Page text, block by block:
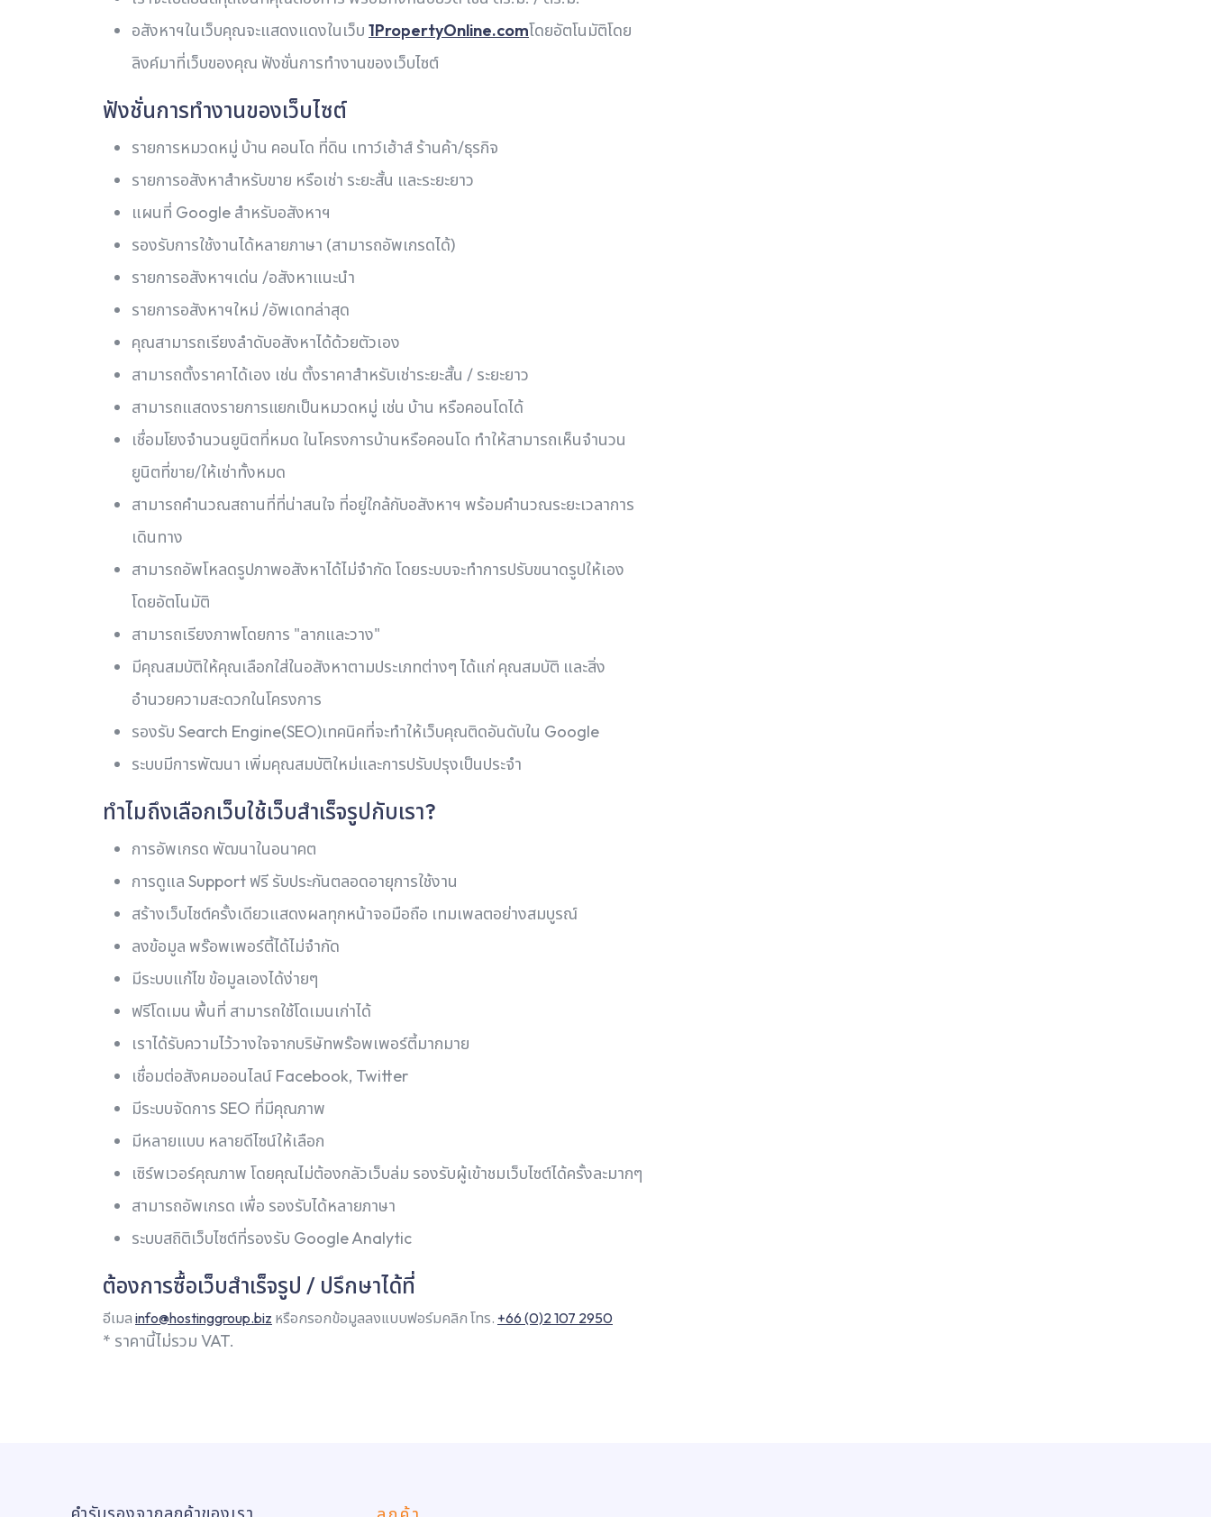
อสังหาฯในเว็บคุณจะแสดงแดงในเว็บ 1PropertyOnline.comโดยอัตโนมัติโดย
ลิงค์มาที่เว็บของคุณ ฟังชั่นการทำงานของเว็บไซต์
ฟังชั่นการทำงานของเว็บไซต์
รายการหมวดหมู่ บ้าน คอนโด ที่ดิน เทาว์เฮ้าส์ ร้านค้า/ธุรกิจ
รายการอสังหาสำหรับขาย หรือเช่า ระยะสั้น และระยะยาว
แผนที่ Google สำหรับอสังหาฯ
รองรับการใช้งานได้หลายภาษา (สามารถอัพเกรดได้)
รายการอสังหาฯเด่น /อสังหาแนะนำ
รายการอสังหาฯใหม่ /อัพเดทล่าสุด
คุณสามารถเรียงลำดับอสังหาได้ด้วยตัวเอง
สามารถตั้งราคาได้เอง เช่น ตั้งราคาสำหรับเช่าระยะสั้น / ระยะยาว
สามารถแสดงรายการแยกเป็นหมวดหมู่ เช่น บ้าน หรือคอนโดได้
เชื่อมโยงจำนวนยูนิตที่หมด ในโครงการบ้านหรือคอนโด ทำให้สามารถเห็นจำนวน
ยูนิตที่ขาย/ให้เช่าทั้งหมด
สามารถคำนวณสถานที่ที่น่าสนใจ ที่อยู่ใกล้กับอสังหาฯ พร้อมคำนวณระยะเวลาการ
เดินทาง
สามารถอัพโหลดรูปภาพอสังหาได้ไม่จำกัด โดยระบบจะทำการปรับขนาดรูปให้เอง
โดยอัตโนมัติ
สามารถเรียงภาพโดยการ "ลากและวาง"
มีคุณสมบัติให้คุณเลือกใส่ในอสังหาตามประเภทต่างๆ ได้แก่ คุณสมบัติ และสิ่ง
อำนวยความสะดวกในโครงการ
รองรับ Search Engine(SEO)เทคนิคที่จะทำให้เว็บคุณติดอันดับใน Google
ระบบมีการพัฒนา เพิ่มคุณสมบัติใหม่และการปรับปรุงเป็นประจำ
ทำไมถึงเลือกเว็บใช้เว็บสำเร็จรูปกับเรา?
การอัพเกรด พัฒนาในอนาคต
การดูแล Support ฟรี รับประกันตลอดอายุการใช้งาน
สร้างเว็บไซต์ครั้งเดียวแสดงผลทุกหน้าจอมือถือ เทมเพลตอย่างสมบูรณ์
ลงข้อมูล พร๊อพเพอร์ตี้ได้ไม่จำกัด
มีระบบแก้ไข ข้อมูลเองได้ง่ายๆ
ฟรีโดเมน พื้นที่ สามารถใช้โดเมนเก่าได้
เราได้รับความไว้วางใจจากบริษัทพร๊อพเพอร์ตี้มากมาย
เชื่อมต่อสังคมออนไลน์ Facebook, Twitter
มีระบบจัดการ SEO ที่มีคุณภาพ
มีหลายแบบ หลายดีไซน์ให้เลือก
เซิร์พเวอร์คุณภาพ โดยคุณไม่ต้องกลัวเว็บล่ม รองรับผู้เข้าชมเว็บไซต์ได้ครั้งละมากๆ
สามารถอัพเกรด เพื่อ รองรับได้หลายภาษา
ระบบสถิติเว็บไซต์ที่รองรับ Google Analytic
ต้องการซื้อเว็บสำเร็จรูป / ปรึกษาได้ที่
อีเมล info@hostinggroup.biz หรือกรอกข้อมูลลงแบบฟอร์มคลิก โทร. +66 (0)2 107 2950
* ราคานี้ไม่รวม VAT.